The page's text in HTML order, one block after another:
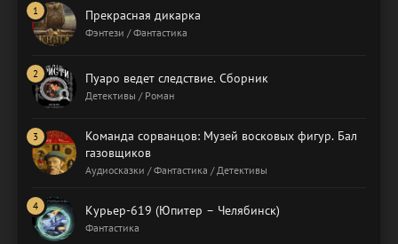
Прекрасная дикарка
Фэнтези / Фантастика
Пуаро ведет следствие. Сборник
Детективы / Роман
Команда сорванцов: Музей восковых фигур. Бал
газовщиков
Аудиосказки / Фантастика / Детективы
Курьер-619 (Юпитер – Челябинск)
Фантастика